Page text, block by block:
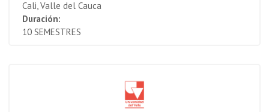
Cali, Valle del Cauca
Duración:
10 SEMESTRES